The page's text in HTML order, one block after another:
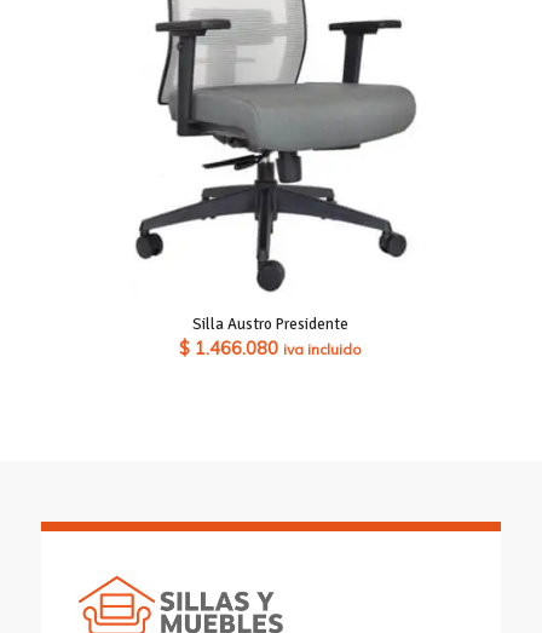
Silla Austro Presidente
$ 1.466.080 iva incluido